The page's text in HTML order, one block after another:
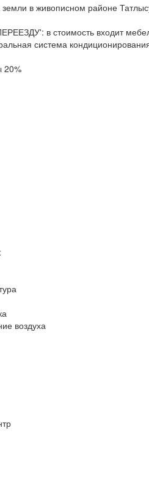
в живописном районе
в стоимость входит
система
20%
воздуха